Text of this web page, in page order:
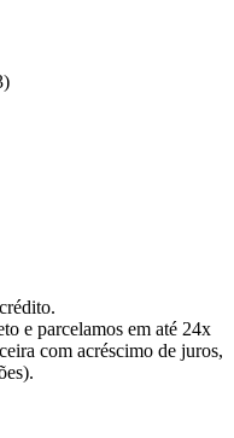
e parcelamos em até 24x
com acréscimo de juros,